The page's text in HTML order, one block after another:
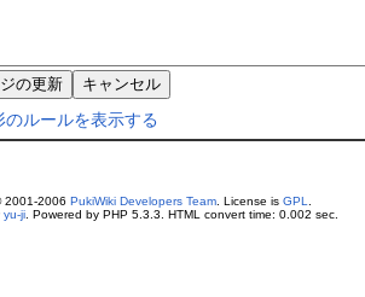
のルールを表示する
2006 PukiWiki Developers Team. License is GPL
yu-ji. Powered by PHP 5.3.3. HTML convert time: 0.002 sec.